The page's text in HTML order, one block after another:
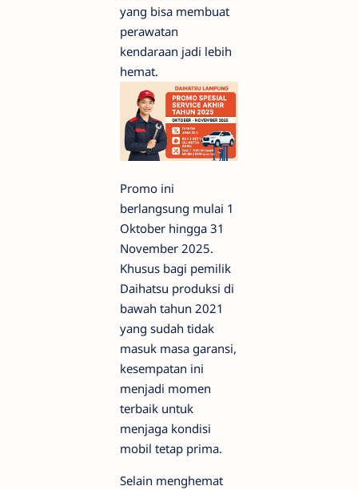
yang bisa membuat
perawatan
kendaraan jadi lebih
hemat.
Promo ini
berlangsung mulai 1
Oktober hingga 31
November 2025.
Khusus bagi pemilik
Daihatsu produksi di
bawah tahun 2021
yang sudah tidak
masuk masa garansi,
kesempatan ini
menjadi momen
terbaik untuk
menjaga kondisi
mobil tetap prima.
Selain menghemat